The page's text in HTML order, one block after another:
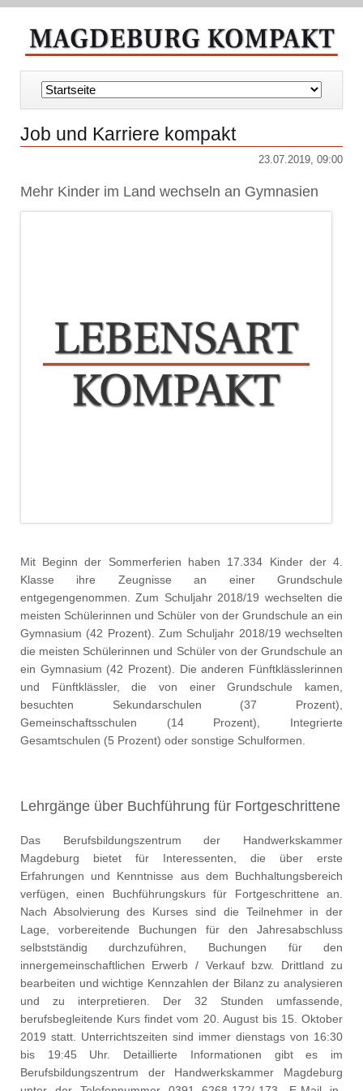
Navigation
überspringen
Job und Karriere kompakt
23.07.2019, 09:00
Mehr Kinder im Land wechseln an Gymnasien
Mit Beginn der Sommerferien haben 17.334 Kinder der 4.
Klasse ihre Zeugnisse an einer Grundschule
entgegengenommen. Zum Schuljahr 2018/19 wechselten die
meisten Schülerinnen und Schüler von der Grundschule an ein
Gymnasium (42 Prozent). Zum Schuljahr 2018/19 wechselten
die meisten Schülerinnen und Schüler von der Grundschule an
ein Gymnasium (42 Prozent). Die anderen Fünftklässlerinnen
und Fünftklässler, die von einer Grundschule kamen,
besuchten Sekundarschulen (37 Prozent),
Gemeinschaftsschulen (14 Prozent), Integrierte
Gesamtschulen (5 Prozent) oder sonstige Schulformen.
Lehrgänge über Buchführung für Fortgeschrittene
Das Berufsbildungszentrum der Handwerkskammer
Magdeburg bietet für Interessenten, die über erste
Erfahrungen und Kenntnisse aus dem Buchhaltungsbereich
verfügen, einen Buchführungskurs für Fortgeschrittene an.
Nach Absolvierung des Kurses sind die Teilnehmer in der
Lage, vorbereitende Buchungen für den Jahresabschluss
selbstständig durchzuführen, Buchungen für den
innergemeinschaftlichen Erwerb / Verkauf bzw. Drittland zu
bearbeiten und wichtige Kennzahlen der Bilanz zu analysieren
und zu interpretieren. Der 32 Stunden umfassende,
berufsbegleitende Kurs findet vom 20. August bis 15. Oktober
2019 statt. Unterrichtszeiten sind immer dienstags von 16:30
bis 19:45 Uhr. Detaillierte Informationen gibt es im
Berufsbildungszentrum der Handwerkskammer Magdeburg